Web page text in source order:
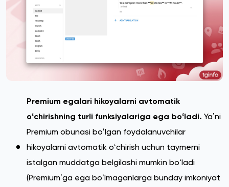
Premium egalari hikoyalarni avtomatik
oʻchirishning turli funksiyalariga ega boʻladi. Yaʼni
Premium obunasi boʻlgan foydalanuvchilar
hikoyalarni avtomatik oʻchirish uchun taymerni
istalgan muddatga belgilashi mumkin boʻladi
(Premiumʼga ega boʻlmaganlarga bunday imkoniyat